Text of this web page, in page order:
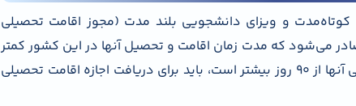
و ویزای دانشجویی بلند مدت (مجوز اقامت تحصیلی
می‌شود که مدت زمان اقامت و تحصیل آنها در این کشور کمتر
از 90 روز است. اما دانشجویانی که طول دوره تحصیلی آنها از 90 روز بیشتر است، باید برای دریافت اجازه اقامت تحصیلی